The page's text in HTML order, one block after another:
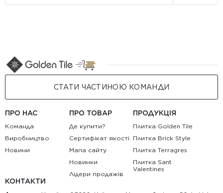
СТАТИ ЧАСТИНОЮ КОМАНДИ
ПРО НАС
Команда
Виробництво
Новини
ПРО ТОВАР
Де купити?
Сертифікат якості
Мапа сайту
Новинки
Лідери продажів
ПРОДУКЦІЯ
Плитка Golden Tile
Плитка Brick Style
Плитка Terragres
Плитка Sant
Valentines
КОНТАКТИ